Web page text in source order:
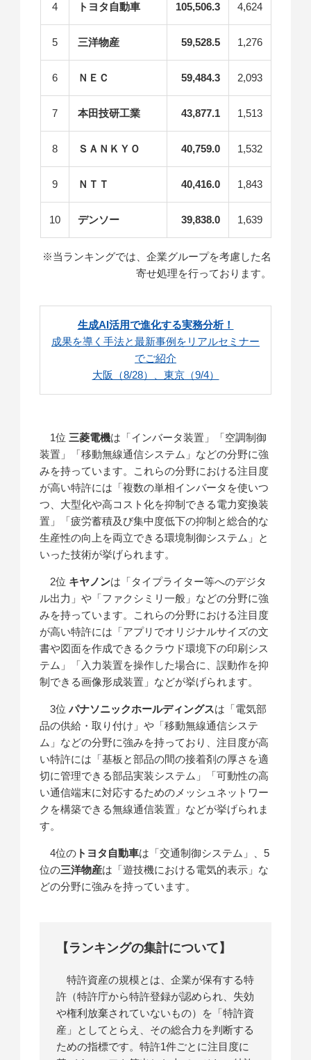
4 トヨタ自動車 105,506.3 4,624
5 三洋物産 59,528.5 1,276
6 ＮＥＣ 59,484.3 2,093
7 本田技研工業 43,877.1 1,513
8 ＳＡＮＫＹＯ 40,759.0 1,532
9 ＮＴＴ 40,416.0 1,843
10 デンソー 39,838.0 1,639
※当ランキングでは、企業グループを考慮した名
寄せ処理を行っております。
生成AI活用で進化する実務分析！
成果を導く手法と最新事例をリアルセミナー
でご紹介
大阪（8/28）、東京（9/4）
1位 三菱電機は「インバータ装置」「空調制御
装置」「移動無線通信システム」などの分野に強
みを持っています。これらの分野における注目度
が高い特許には「複数の単相インバータを使いつ
つ、大型化や高コスト化を抑制できる電力変換装
置」「疲労蓄積及び集中度低下の抑制と総合的な
生産性の向上を両立できる環境制御システム」と
いった技術が挙げられます。
2位 キヤノンは「タイプライター等へのデジタ
ル出力」や「ファクシミリ一般」などの分野に強
みを持っています。これらの分野における注目度
が高い特許には「アプリでオリジナルサイズの文
書や図面を作成できるクラウド環境下の印刷シス
テム」「入力装置を操作した場合に、誤動作を抑
制できる画像形成装置」などが挙げられます。
3位パナソニックホールディングスは「電気部
品の供給・取り付け」や「移動無線通信システ
ム」などの分野に強みを持っており、注目度が高
い特許には「基板と部品の間の接着剤の厚さを適
切に管理できる部品実装システム」「可動性の高
い通信端末に対応するためのメッシュネットワー
クを構築できる無線通信装置」などが挙げられま
す。
4位の トヨタ自動車は「交通制御システム」、5
位の三洋物産は「遊技機における電気的表示」な
どの分野に強みを持っています。
【ランキングの集計について】
特許資産の規模とは、企業が保有する特
許（特許庁から特許登録が認められ、失効
や権利放棄されていないもの）を「特許資
産」としてとらえ、その総合力を判断する
ための指標です。特許1件ごとに注目度に